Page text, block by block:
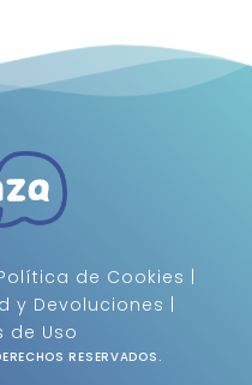
de Cookies
y Devoluciones
de Uso
RESERVADOS.